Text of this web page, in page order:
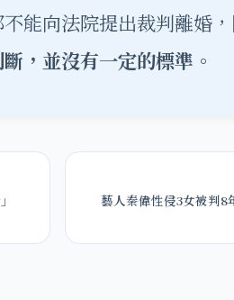
能向法院提出裁判離婚
，並沒有一定的標準。
藝人秦偉性侵3女被判